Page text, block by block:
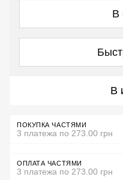
В
В
ПОКУПКА ЧАСТЯМИ
3 платежа по 273.00 грн
ОПЛАТА ЧАСТЯМИ
3 платежа по 273.00 грн